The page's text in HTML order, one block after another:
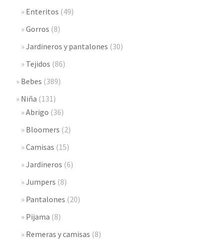
Enteritos (49)
Gorros (8)
Jardineros y pantalones (30)
Tejidos (86)
Bebes (389)
Niña (131)
Abrigo (36)
Bloomers (2)
Camisas (15)
Jardineros (6)
Jumpers (8)
Pantalones (20)
Pijama (8)
Remeras y camisas (8)